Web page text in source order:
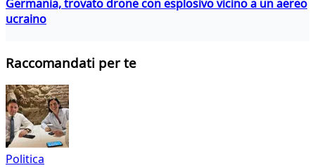
Germania, trovato drone con esplosivo vicino a un aereo
ucraino
Raccomandati per te
Politica